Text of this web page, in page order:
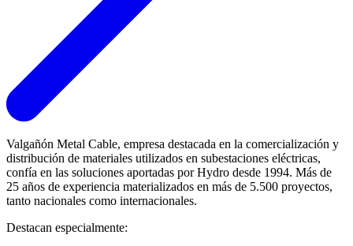
Valgañón Metal Cable, empresa destacada en la comercialización y
distribución de materiales utilizados en subestaciones eléctricas,
confía en las soluciones aportadas por Hydro desde 1994. Más de
25 años de experiencia materializados en más de 5.500 proyectos,
tanto nacionales como internacionales.
Destacan especialmente: